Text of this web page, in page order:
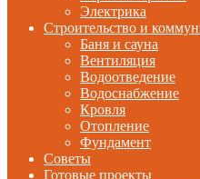
Электрика
Строительство и
Баня и сауна
Вентиляция
Водоотведение
Водоснабжение
Кровля
Отопление
Фундамент
Советы
Готовые проекты